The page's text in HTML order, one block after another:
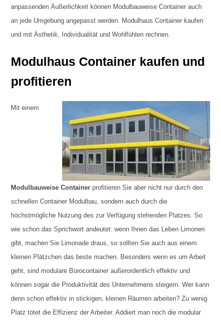
anpassenden Äußerlichkeit können Modulbauweise Container auch
an jede Umgebung angepasst werden. Modulhaus Container kaufen
und mit Ästhetik, Individualität und Wohlfühlen rechnen.
Modulhaus Container kaufen und
profitieren
Mit einem
Modulbauweise Containerprofitieren Sie aber nicht nur durch den
schnellen Container Modulbau, sondern auch durch die
höchstmögliche Nutzung des zur Verfügung stehenden Platzes. So
wie schon das Sprichwort andeutet: wenn Ihnen das Leben Limonen
gibt, machen Sie Limonade draus, so sollten Sie auch aus einem
kleinen Plätzchen das beste machen. Besonders wenn es um Arbeit
geht, sind modulare Bürocontainer außerordentlich effektiv und
können sogar die Produktivität des Unternehmens steigern. Wer kann
denn schon effektiv in stickigen, kleinen Räumen arbeiten? Zu wenig
Platz tötet die Effizienz der Arbeiter. Addiert man noch die modular